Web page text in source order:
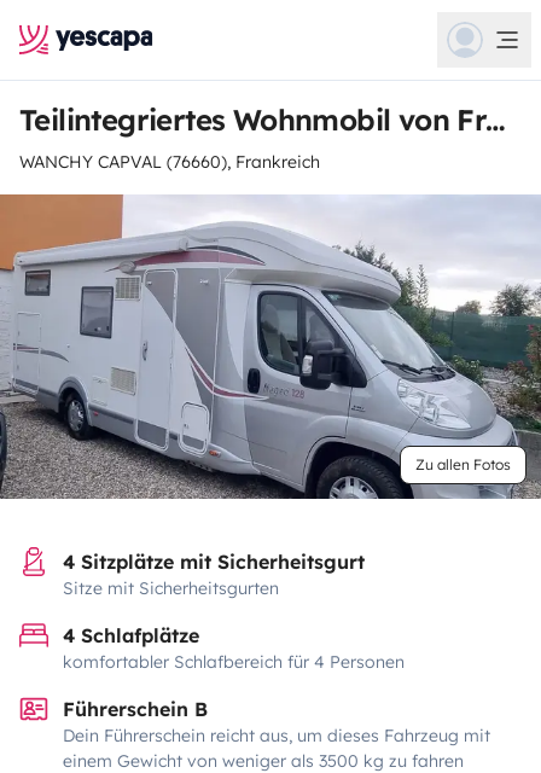
Teilintegriertes Wohnmobil von Frederic
WANCHY CAPVAL (76660), Frankreich
Zu allen Fotos
4 Sitzplätze mit Sicherheitsgurt
Sitze mit Sicherheitsgurten
4 Schlafplätze
komfortabler Schlafbereich für 4 Personen
Führerschein B
Dein Führerschein reicht aus, um dieses Fahrzeug mit
einem Gewicht von weniger als 3500 kg zu fahren